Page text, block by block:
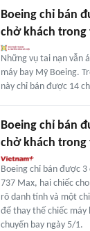
Boeing chỉ bán
chở khách trong
Những vụ tai nạn vẫn
máy bay Mỹ Boeing.
này chỉ bán được 14
Boeing chỉ bán
chở khách trong
Boeing chỉ bán được
737 Max, hai chiếc
rõ danh tính và một
để thay thế chiếc máy
chuyến bay ngày 5/1.